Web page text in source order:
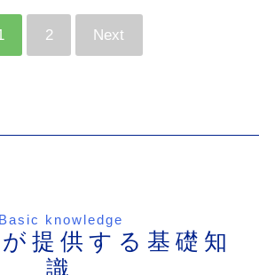
2 Next
Basic knowledge
提供する基礎知
識